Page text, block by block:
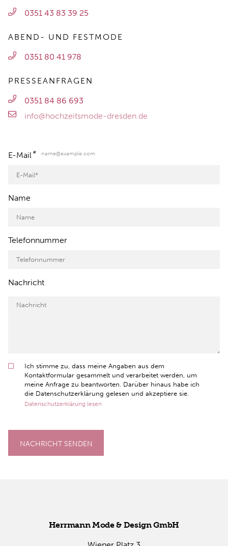
0351 43 83 39 25
ABEND- UND FESTMODE
0351 80 41 978
PRESSEANFRAGEN
0351 84 86 693
info@hochzeitsmode-dresden.de
E-Mail* name@example.com
Name
Telefonnummer
Nachricht
Ich stimme zu, dass meine Angaben aus dem
Kontaktformular gesammelt und verarbeitet werden, um
meine Anfrage zu beantworten. Darüber hinaus habe ich
die Datenschutzerklärung gelesen und akzeptiere sie.
Datenschutzerklärung lesen
NACHRICHT SENDEN
Herr­mann Mode & De­sign GmbH